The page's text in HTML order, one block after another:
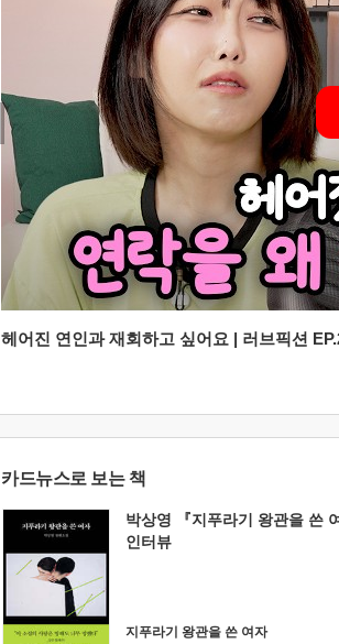
헤어진 연인과 재회하고 싶어요 | 러브픽션
카드뉴스로 보는 책
박상영 『지푸라기 왕관을 쓴
인터뷰
지푸라기 왕관을 쓴 여자